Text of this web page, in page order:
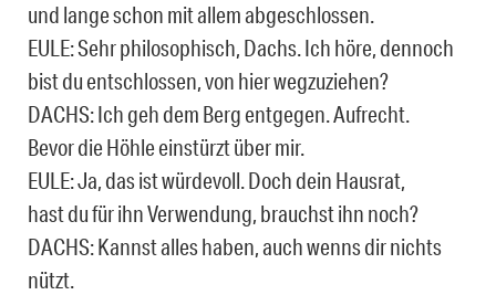
und lange schon mit allem abgeschlossen.
EULE: Sehr philosophisch, Dachs. Ich höre, dennoch
bist du entschlossen, von hier wegzuziehen?
DACHS: Ich geh dem Berg entgegen. Aufrecht.
Bevor die Höhle einstürzt über mir.
EULE: Ja, das ist würdevoll. Doch dein Hausrat,
hast du für ihn Verwendung, brauchst ihn noch?
DACHS: Kannst alles haben, auch wenns dir nichts
nützt.